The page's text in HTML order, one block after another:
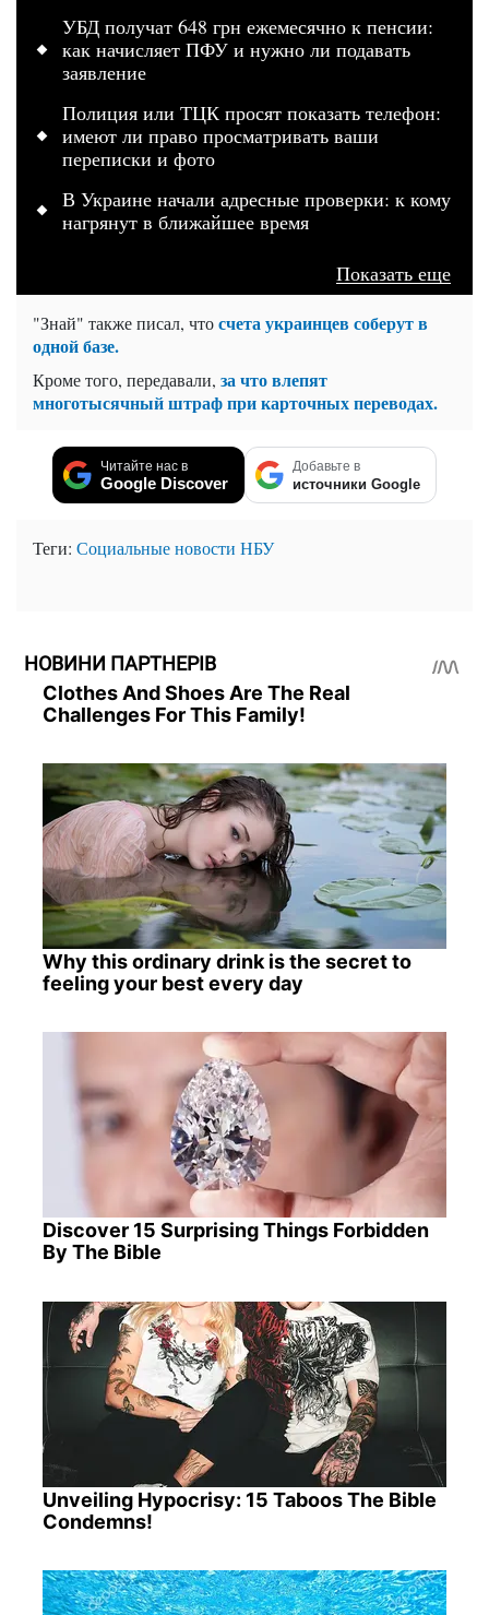
УБД получат 648 грн ежемесячно к пенсии:
как начисляет ПФУ и нужно ли подавать
заявление
Полиция или ТЦК просят показать телефон:
имеют ли право просматривать ваши
переписки и фото
В Украине начали адресные проверки: к кому
нагрянут в ближайшее время
Показать еще
"Знай" также писал, чтосчета украинцев соберут в
одной базе.
Кроме того, передавали, за что влепят
многотысячный штраф при карточных переводах.
Читайте нас в
Google Discover
Добавьте в
источники Google
Теги: Социальные новости НБУ
НОВИНИ ПАРТНЕРІВ
Clothes And Shoes Are The Real
Challenges For This Family!
Why this ordinary drink is the secret to
feeling your best every day
Discover 15 Surprising Things Forbidden
By The Bible
Unveiling Hypocrisy: 15 Taboos The Bible
Condemns!